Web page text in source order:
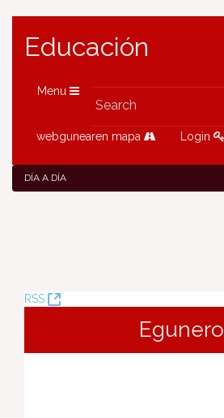
Educación
Menu
webgunearen mapa Login
DÍA A DÍA
RSS
(Opens
Egunero